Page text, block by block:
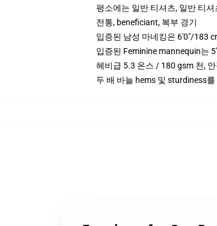
평소에는 일반 티셔츠, 일반 티셔
전통, beneficiant, 복부 경기
입증된 남성 마네킹은 6'0"/183
입증된 Feminine mannequin는
헤비급 5.3 온스 / 180 gsm 천,
두 배 바늘 hems 및 sturdiness를